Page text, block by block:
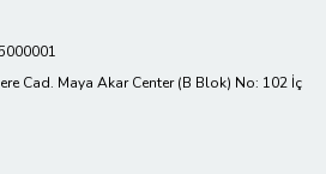
Cad. Maya Akar Center (B Blok) No: 102 İç